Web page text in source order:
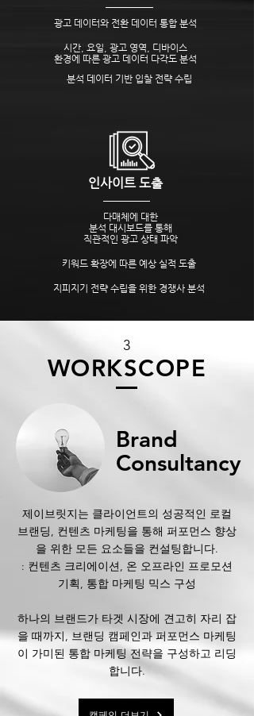
광고 데이터와 전환​ 데이터 통합 분석
시간, 요일, 광고 영역, 디바이스
​환경에 따른 광고 데이터 다각도 분석
분석 데이터 기반 입찰 전략 수립
인사이트 도출
다매체에 대한
분석 대시보드를 통해
​직관적인 광고 상태 파악
키워드 확장에 따른 예상 실적 도출
지피지기 전략 수립을 위한 경쟁사 분석
3
WORKSCOPE
Brand
Consultancy
제이브릿지는 클라이언트의 성공적인 로컬
브랜딩, 컨텐츠 마케팅을 통해 퍼포먼스 향상
을 위한 모든 요소들을 컨설팅합니다.
: 컨텐츠 크리에이션, 온 오프라인 프로모션
기획, 통합 마케팅 믹스 구성
하나의 브랜드가 타겟 시장에 견고히 자리 잡
을 때까지, 브랜딩 캠페인과 퍼포먼스 마케팅
이 가미된 통합 마케팅 전략을 구성하고 리딩
합니다.